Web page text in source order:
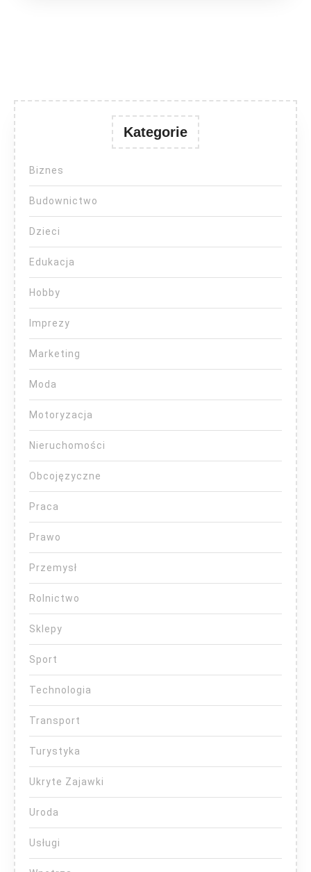
Kategorie
Biznes
Budownictwo
Dzieci
Edukacja
Hobby
Imprezy
Marketing
Moda
Motoryzacja
Nieruchomości
Obcojęzyczne
Praca
Prawo
Przemysł
Rolnictwo
Sklepy
Sport
Technologia
Transport
Turystyka
Ukryte Zajawki
Uroda
Usługi